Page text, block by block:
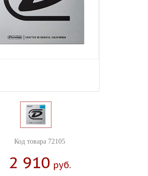
Код товара 72105
2 910 Руб.